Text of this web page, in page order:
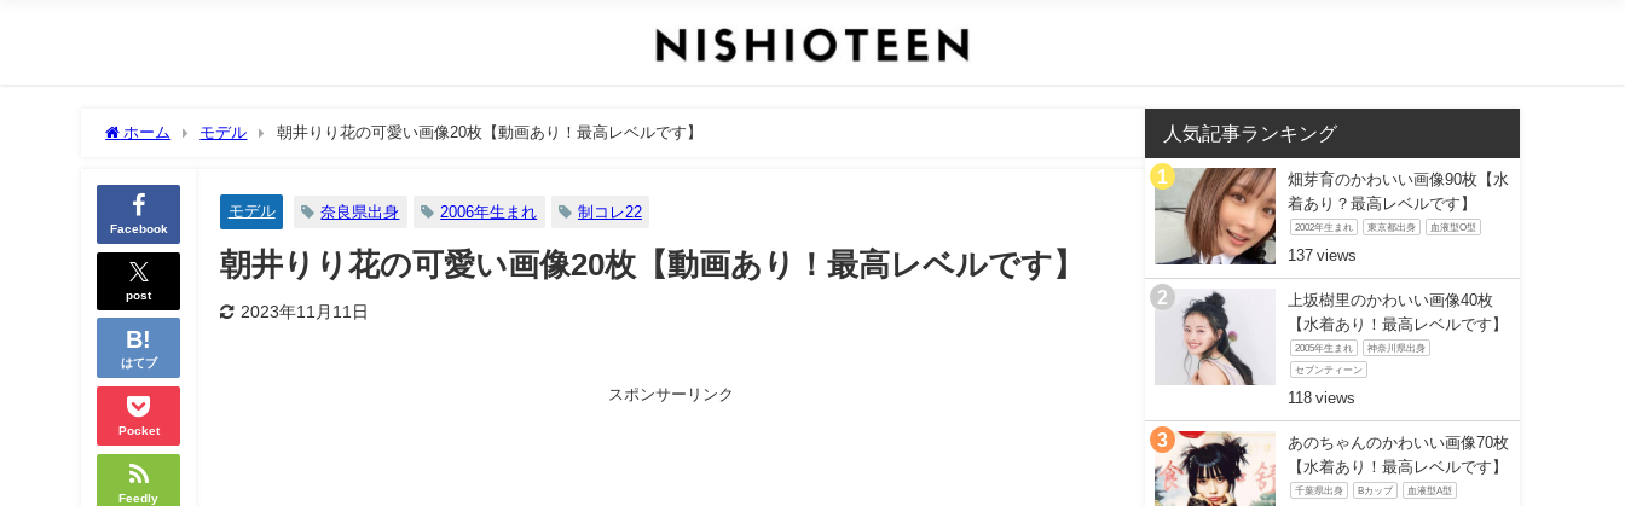
ホーム モデル 朝井りり花の可愛い画像20枚【動画あり！最高レベルです】
Facebook
post
はてブ
Pocket
Feedly
モデル 奈良県出身 2006年生まれ 制コレ22
朝井りり花の可愛い画像20枚【動画あり！最高レベルです】
2023年11月11日
スポンサーリンク
人気記事ランキング
畑芽育のかわいい画像90枚【水
着あり？最高レベルです】
2002年生まれ 東京都出身 血液型O型
137
上坂樹里のかわいい画像40枚
【水着あり！最高レベルです】
2005年生まれ 神奈川県出身
セブンティーン
118
あのちゃんのかわいい画像70枚
【水着あり！最高レベルです】
千葉県出身 Bカップ 血液型A型